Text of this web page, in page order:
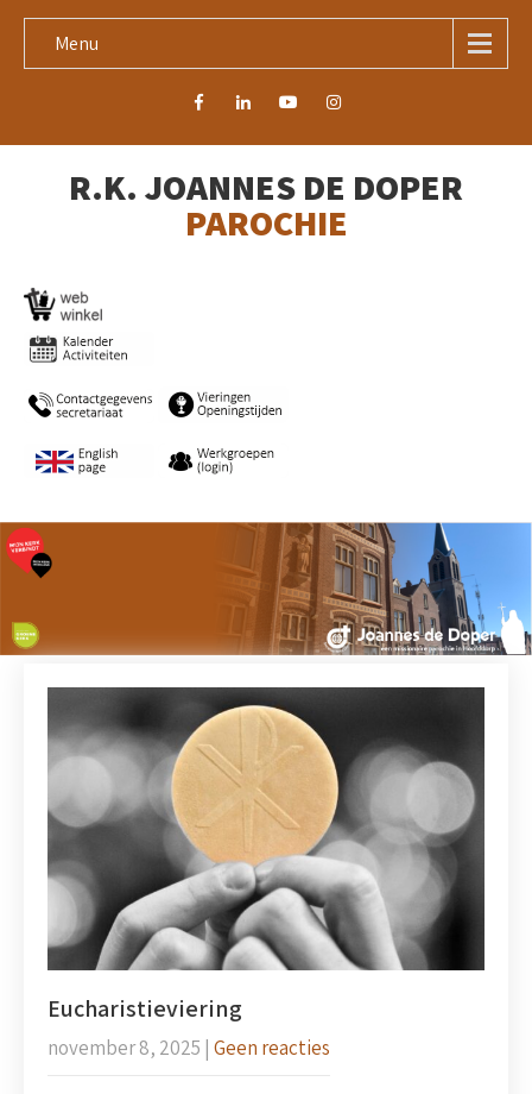
Menu
R.K. JOANNES DE DOPER
PAROCHIE
Eucharistieviering
november 8, 2025 | Geen reacties